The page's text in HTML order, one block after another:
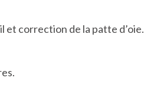
et correction de la patte d’oie.